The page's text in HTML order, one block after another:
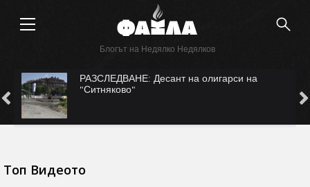
Блогът на Недялко Недялков
РАЗСЛЕДВАНЕ: Десант на олигарси на
"Ситняково"
Топ Видеото